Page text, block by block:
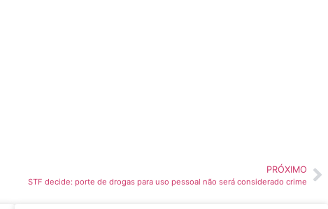
PRÓXIMO
STF decide: porte de drogas para uso pessoal não será considerado crime